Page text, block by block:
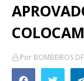
Por BOMBEIROS DF